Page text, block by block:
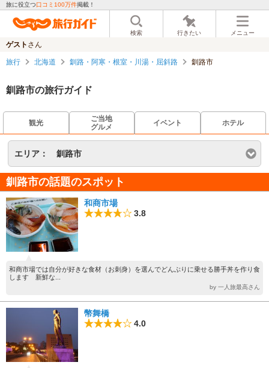
旅に役立つ口コミ100万件掲載！
検索 行きたい メニュー
ゲスト さん
旅行 北海道 釧路・阿寒・根室・川湯・屈斜路 釧路市
釧路市の旅行ガイド
観光
ご当地
グルメ
イベント ホテル
エリア： 釧路市
釧路市の話題のスポット
和商市場
3.8
和商市場では自分が好きな食材（お刺身）を選んでどんぶりに乗せる勝手丼を作り食
します 新鮮な...
by 一人旅最高さん
幣舞橋
4.0